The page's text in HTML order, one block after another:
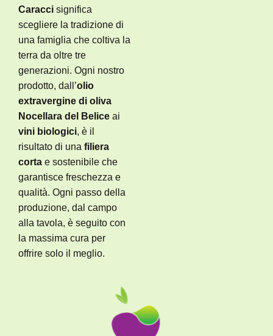
Caracci significa
scegliere la tradizione di
una famiglia che coltiva la
terra da oltre tre
generazioni. Ogni nostro
prodotto, dall’olio
extravergine di oliva
Nocellara del Belice ai
vini biologici, è il
risultato di una filiera
corta e sostenibile che
garantisce freschezza e
qualità. Ogni passo della
produzione, dal campo
alla tavola, è seguito con
la massima cura per
offrire solo il meglio.